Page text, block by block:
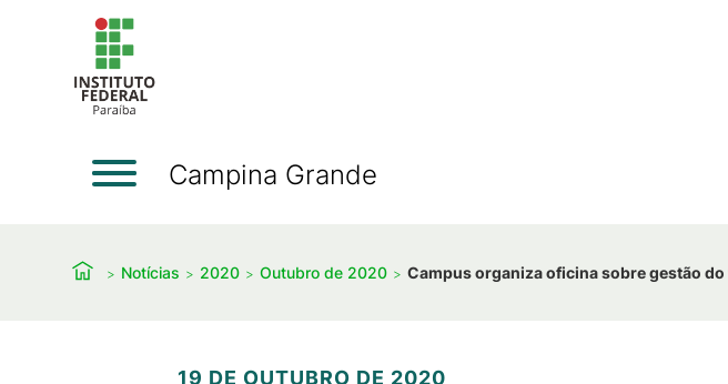
Campina Grande
Notícias 2020 Outubro de 2020 Campus organiza oficina sobre gestão
19 DE OUTUBRO DE 2020